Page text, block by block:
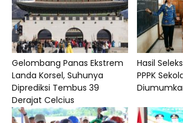
Gelombang Panas Ekstrem
Landa Korsel, Suhunya
Diprediksi Tembus 39
Derajat Celcius
Hasil
PPPK